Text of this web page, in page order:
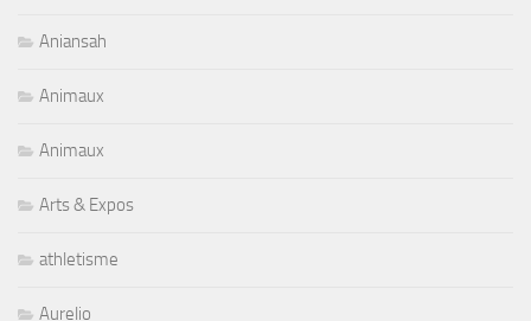
Aniansah
Animaux
Animaux
Arts & Expos
athletisme
Aurelio